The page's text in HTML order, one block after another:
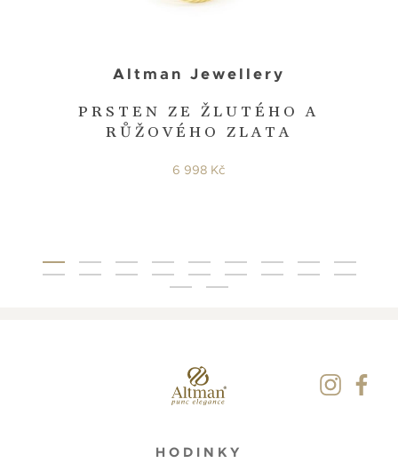
PRSTEN ZE ŽLUTÉHO A
RŮŽOVÉHO ZLATA
Altman Jewellery
6 998 Kč
HODINKY